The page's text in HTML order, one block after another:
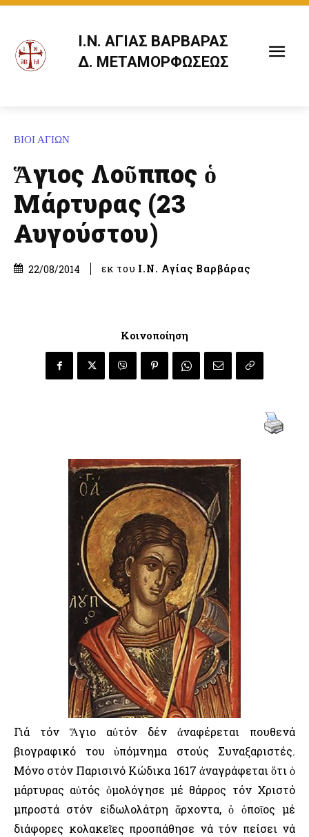
Ι.Ν. ΑΓΙΑΣ ΒΑΡΒΑΡΑΣ
Δ. ΜΕΤΑΜΟΡΦΩΣΕΩΣ
ΒΙΟΙ ΑΓΙΩΝ
Ἅγιος Λοῦππος ὁ
Μάρτυρας (23
Αυγούστου)
22/08/2014 εκ του Ι.Ν. Αγίας Βαρβάρας
Κοινοποίηση
Γιά τόν Ἅγιο αὐτόν δέν ἀναφέρεται πουθενά
βιογραφικό του ὑπόμνημα στούς Συναξαριστές.
Μόνο στόν Παρισινό Κώδικα 1617 ἀναγράφεται ὅτι ὁ
μάρτυρας αὐτός ὁμολόγησε μέ θάρρος τόν Χριστό
μπροστά στόν εἰδωλολάτρη ἄρχοντα, ὁ ὁποῖος μέ
διάφορες κολακεῖες προσπάθησε νά τόν πείσει νά